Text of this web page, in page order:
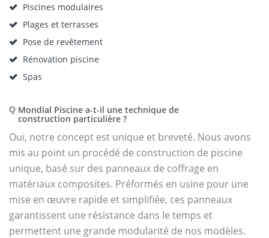
Piscines modulaires
Plages et terrasses
Pose de revêtement
Rénovation piscine
Spas
Q Mondial Piscine a-t-il une technique de
construction particulière ?
Oui, notre concept est unique et breveté. Nous avons
mis au point un procédé de construction de piscine
unique, basé sur des panneaux de coffrage en
matériaux composites. Préformés en usine pour une
mise en œuvre rapide et simplifiée, ces panneaux
garantissent une résistance dans le temps et
permettent une grande modularité de nos modèles.